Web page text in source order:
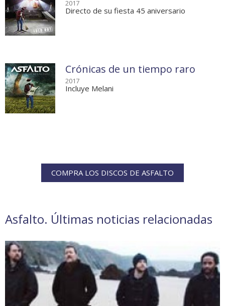
2017
Directo de su fiesta 45 aniversario
Crónicas de un tiempo raro
2017
Incluye Melani
COMPRA LOS DISCOS DE ASFALTO
Asfalto. Últimas noticias relacionadas